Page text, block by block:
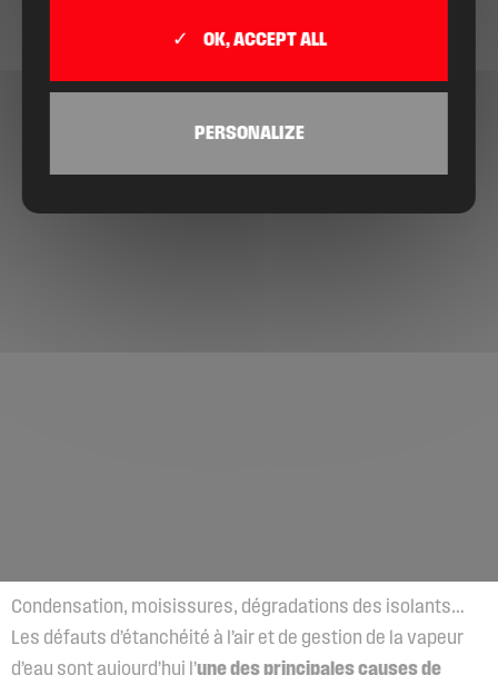
Condensation, moisissures, dégradations des isolants…
Les défauts d’étanchéité à l’air et de gestion de la vapeur
d’eau sont aujourd’hui l’une des principales causes de
OK, ACCEPT ALL
PERSONALIZE